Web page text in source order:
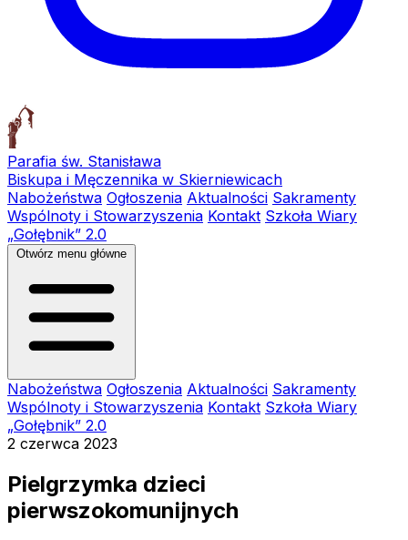
Parafia św. Stanisława
Biskupa i Męczennika w Skierniewicach
Nabożeństwa Ogłoszenia Aktualności Sakramenty
Wspólnoty i Stowarzyszenia Kontakt Szkoła Wiary
„Gołębnik” 2.0
Otwórz menu główne
Nabożeństwa Ogłoszenia Aktualności Sakramenty
Wspólnoty i Stowarzyszenia Kontakt Szkoła Wiary
„Gołębnik” 2.0
2 czerwca 2023
Pielgrzymka dzieci
pierwszokomunijnych